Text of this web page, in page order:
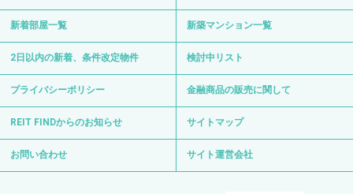
新着部屋一覧 新築マンション一覧
2日以内の新着、条件改定物件 検討中リスト
プライバシーポリシー 金融商品の販売に関して
REIT FINDからのお知らせ サイトマップ
お問い合わせ サイト運営会社